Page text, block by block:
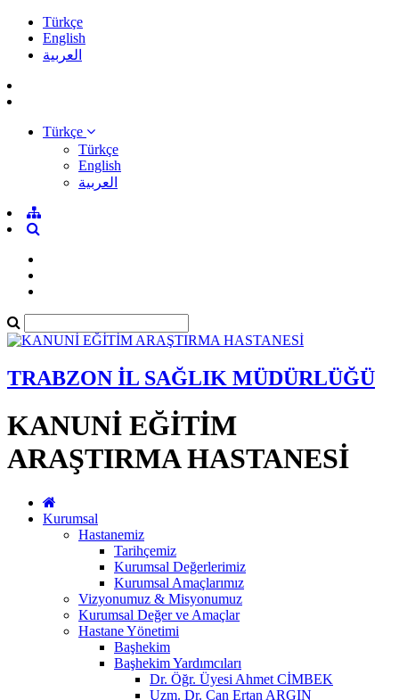
Türkçe
English
العربية
Türkçe
Türkçe
English
العربية
TRABZON İL SAĞLIK MÜDÜRLÜĞÜ
KANUNİ EĞİTİM
ARAŞTIRMA HASTANESİ
Kurumsal
Hastanemiz
Tarihçemiz
Kurumsal Değerlerimiz
Kurumsal Amaçlarımız
Vizyonumuz & Misyonumuz
Kurumsal Değer ve Amaçlar
Hastane Yönetimi
Başhekim
Başhekim Yardımcıları
Dr. Öğr. Üyesi Ahmet CİMBEK
Uzm. Dr. Can Ertan ARGIN